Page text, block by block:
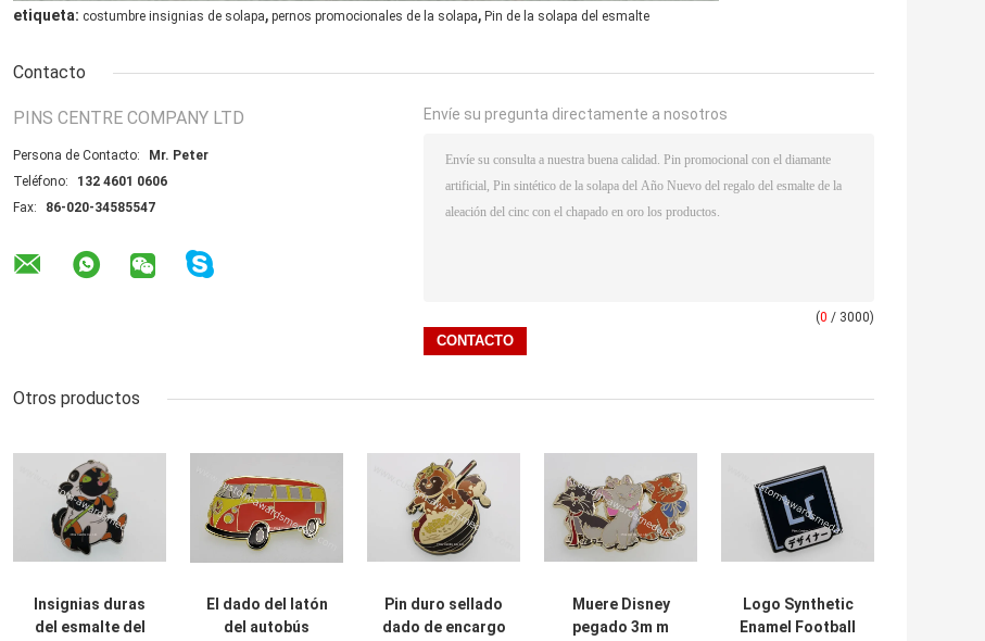
etiqueta: costumbre insignias de solapa, pernos promocionales de la solapa, Pin de la solapa del esmalte
Contacto
PINS CENTRE COMPANY LTD
Persona de Contacto:
Mr. Peter
Teléfono:
132 4601 0606
Fax:
86-020-34585547
Envíe su pregunta directamente a nosotros
(0 / 3000)
Otros productos
Insignias duras
del esmalte del
El dado del latón
del autobús
Pin duro sellado
dado de encargo
Muere Disney
pegado 3m m
Logo Synthetic
Enamel Football